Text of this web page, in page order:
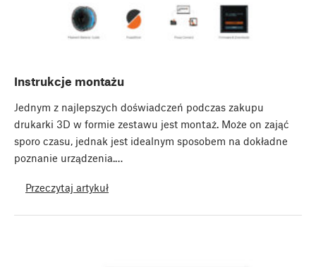
Instrukcje montażu
Jednym z najlepszych doświadczeń podczas zakupu
drukarki 3D w formie zestawu jest montaż. Może on zająć
sporo czasu, jednak jest idealnym sposobem na dokładne
poznanie urządzenia.…
Przeczytaj artykuł